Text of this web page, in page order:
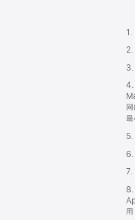
脚
1.
2.
3.
4.
最
5.
6.
7.
8.